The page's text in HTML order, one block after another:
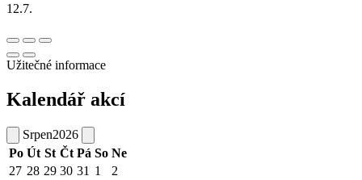
12.7.
Užitečné informace
Kalendář akcí
Srpen2026
Po Út St Čt Pá So Ne
27 28 29 30 31 1
2